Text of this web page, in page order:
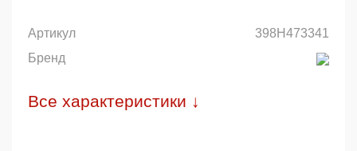
Артикул
398H473341
Бренд
Все характеристики ↓